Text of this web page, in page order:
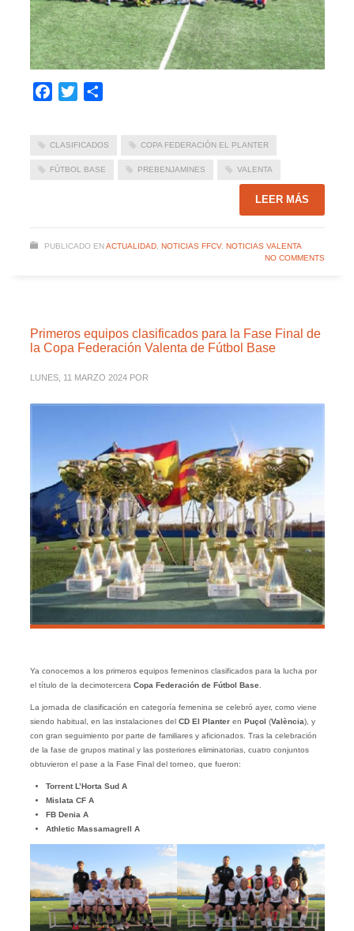
Facebook
Twitter
CLASIFICADOS COPA FEDERACIÓN EL PLANTER
FÚTBOL BASE PREBENJAMINES VALENTA
LEER MÁS
PUBLICADO EN ACTUALIDAD, NOTICIAS FFCV, NOTICIAS VALENTA
NO COMMENTS
Primeros equipos clasificados para la Fase Final de
la Copa Federación Valenta de Fútbol Base
LUNES, 11 MARZO 2024 POR
Ya conocemos a los primeros equipos femeninos clasificados para la lucha por
el título de la decimotercera Copa Federación de Fútbol Base.
La jornada de clasificación en categoría femenina se celebró ayer, como viene
siendo habitual, en las instalaciones del CD El Planteren Puçol (València), y
con gran seguimiento por parte de familiares y aficionados. Tras la celebración
de la fase de grupos matinal y las posteriores eliminatorias, cuatro conjuntos
obtuvieron el pase a la Fase Final del torneo, que fueron:
Torrent L’Horta Sud A
Mislata CF A
FB Denia A
Athletic Massamagrell A